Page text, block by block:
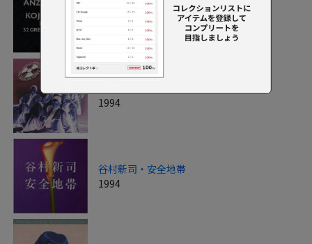
安全地帯・玉置浩二ベスト
1994
谷村新司・安全地帯
1994